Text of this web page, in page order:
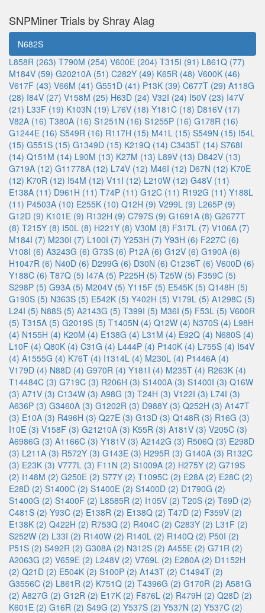
SNPMiner Trials by Shray Alag
N682S
L858R (263) T790M (254) V600E (204) T315I (91) L861Q (77)
M184V (59) G20210A (51) C282Y (49) K65R (48) V600K (46)
V617F (43) V66M (41) G551D (41) P13K (39) C677T (29) A118G
(28) I84V (27) V158M (25) H63D (24) V32I (24) I50V (23) I47V
(21) L33F (19) K103N (19) L76V (18) Y181C (18) D816V (17)
V82A (16) T380A (16) S1251N (16) S1255P (16) G178R (16)
G1244E (16) S549R (16) R117H (15) M41L (15) S549N (15) I54L
(15) G551S (15) G1349D (15) K219Q (14) C3435T (14) S768I
(14) Q151M (14) L90M (13) K27M (13) L89V (13) D842V (13)
G719A (12) G11778A (12) L74V (12) M46I (12) D67N (12) K70E
(12) K70R (12) I54M (12) V11I (12) L210W (12) G48V (11)
E138A (11) D961H (11) T74P (11) G12C (11) R192G (11) Y188L
(11) P4503A (10) E255K (10) Q12H (9) V299L (9) L265P (9)
G12D (9) K101E (9) R132H (9) C797S (9) G1691A (8) G2677T
(8) T215Y (8) I50L (8) H221Y (8) V30M (8) F317L (7) V106A (7)
M184I (7) M230I (7) L100I (7) Y253H (7) Y93H (6) F227C (6)
V108I (6) A3243G (6) G73S (6) P12A (6) G12V (6) G190A (6)
H1047R (6) N40D (6) D299G (6) D30N (6) C1236T (6) V600D (6)
Y188C (6) T87Q (5) I47A (5) P225H (5) T25W (5) F359C (5)
S298P (5) G93A (5) M204V (5) Y115F (5) E545K (5) Q148H (5)
G190S (5) N363S (5) E542K (5) Y402H (5) V179L (5) A1298C (5)
L24I (5) N88S (5) A2143G (5) T399I (5) M36I (5) F53L (5) V600R
(5) T315A (5) G2019S (5) T1405N (4) Q12W (4) N370S (4) L98H
(4) N155H (4) K20M (4) E138G (4) L31M (4) E92Q (4) N680S (4)
L10F (4) Q80K (4) C31G (4) L444P (4) P140K (4) L755S (4) I54V
(4) A1555G (4) K76T (4) I1314L (4) M230L (4) P1446A (4)
V179D (4) N88D (4) G970R (4) Y181I (4) M235T (4) R263K (4)
T14484C (3) G719C (3) R206H (3) S1400A (3) S1400I (3) Q16W
(3) A71V (3) C134W (3) A98G (3) T24H (3) V122I (3) L74I (3)
A636P (3) G3460A (3) G1202R (3) D988Y (3) Q252H (3) A147T
(3) E10A (3) R496H (3) Q27E (3) G13D (3) Q148R (3) R16G (3)
I10E (3) V158F (3) G21210A (3) K55R (3) A181V (3) V205C (3)
A6986G (3) A1166C (3) Y181V (3) A2142G (3) R506Q (3) E298D
(3) L211A (3) R572Y (3) G143E (3) H295R (3) G140A (3) R132C
(3) E23K (3) V777L (3) F11N (2) S1009A (2) H275Y (2) G719S
(2) I148M (2) G250E (2) S77Y (2) T1095C (2) E28A (2) E28C (2)
E28D (2) S1400C (2) S1400E (2) S1400D (2) D1790G (2)
S1400G (2) S1400F (2) L8585R (2) I105V (2) T20S (2) T69D (2)
C481S (2) Y93C (2) E138R (2) E138Q (2) T47D (2) F359V (2)
E138K (2) Q422H (2) R753Q (2) R404C (2) C283Y (2) L31F (2)
S252W (2) L33I (2) R140W (2) R140L (2) R140Q (2) P50I (2)
P51S (2) S492R (2) G308A (2) N312S (2) A455E (2) G71R (2)
A2063G (2) V659E (2) L248V (2) V769L (2) E280A (2) D1152H
(2) Q21D (2) E504K (2) S100P (2) A143T (2) C1494T (2)
G3556C (2) L861R (2) K751Q (2) T4396G (2) G170R (2) A581G
(2) A827G (2) G12R (2) E17K (2) F876L (2) R479H (2) Q28D (2)
K601E (2) G16R (2) S49G (2) Y537S (2) Y537N (2) Y537C (2)